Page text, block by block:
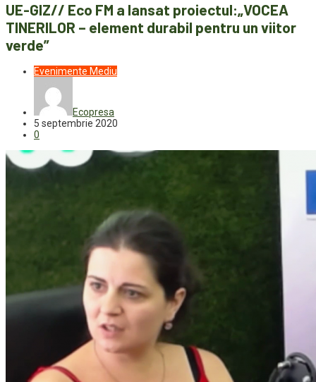
UE-GIZ// Eco FM a lansat proiectul:„VOCEA
TINERILOR – element durabil pentru un viitor
verde”
Evenimente Mediu
Ecopresa
5 septembrie 2020
0